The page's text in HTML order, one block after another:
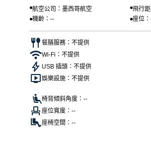
航空公司：墨西哥航空
飛行
機齡：--
座位
餐膳服務：不提供
Wi-Fi：不提供
USB 插頭：不提供
娛樂設施：不提供
椅背傾斜角度：--
座位寬度：--
座椅空間：--